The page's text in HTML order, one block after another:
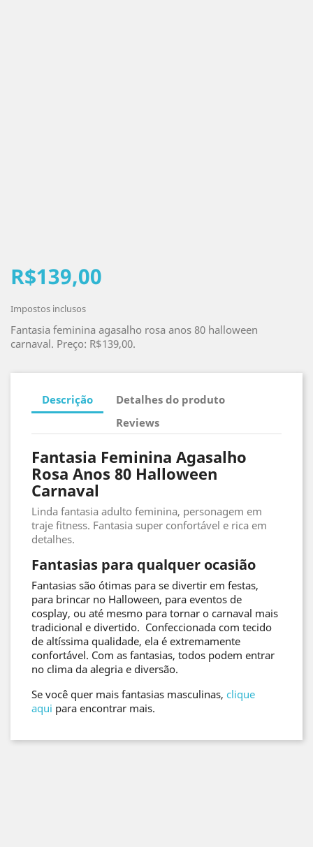
R$139,00
Impostos inclusos
Fantasia feminina agasalho rosa anos 80 halloween
carnaval. Preço: R$139,00.
Descrição
Detalhes do produto
Reviews
Fantasia Feminina Agasalho
Rosa Anos 80 Halloween
Carnaval
Linda fantasia adulto feminina, personagem em
traje fitness. Fantasia super confortável e rica em
detalhes.
Fantasias para qualquer ocasião
Fantasias são ótimas para se divertir em festas,
para brincar no Halloween, para eventos de
cosplay, ou até mesmo para tornar o carnaval mais
tradicional e divertido. Confeccionada com tecido
de altíssima qualidade, ela é extremamente
confortável. Com as fantasias, todos podem entrar
no clima da alegria e diversão.
Se você quer mais fantasias masculinas, clique
aqui para encontrar mais.